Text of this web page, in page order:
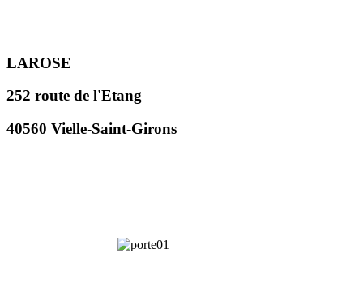
LAROSE
252 route de l'Etang
40560 Vielle-Saint-Girons